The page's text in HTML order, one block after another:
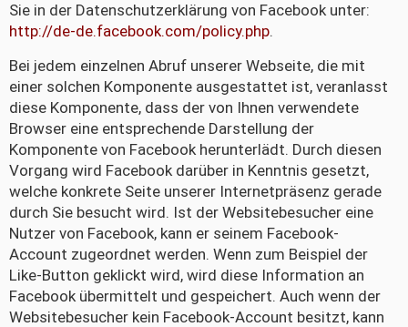
Sie in der Datenschutzerklärung von Facebook unter:
http://de-de.facebook.com/policy.php.
Bei jedem einzelnen Abruf unserer Webseite, die mit
einer solchen Komponente ausgestattet ist, veranlasst
diese Komponente, dass der von Ihnen verwendete
Browser eine entsprechende Darstellung der
Komponente von Facebook herunterlädt. Durch diesen
Vorgang wird Facebook darüber in Kenntnis gesetzt,
welche konkrete Seite unserer Internetpräsenz gerade
durch Sie besucht wird. Ist der Websitebesucher eine
Nutzer von Facebook, kann er seinem Facebook-
Account zugeordnet werden. Wenn zum Beispiel der
Like-Button geklickt wird, wird diese Information an
Facebook übermittelt und gespeichert. Auch wenn der
Websitebesucher kein Facebook-Account besitzt, kann